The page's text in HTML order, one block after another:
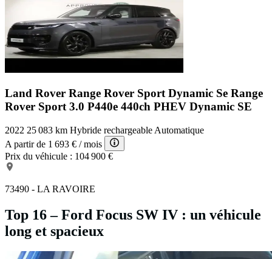
Land Rover Range Rover Sport Dynamic Se Range
Rover Sport 3.0 P440e 440ch PHEV Dynamic SE
2022 25 083 km Hybride rechargeable Automatique
A partir de 1 693 € / mois
Prix du véhicule : 104 900 €
73490 - LA RAVOIRE
Top 16 – Ford Focus SW IV : un véhicule
long et spacieux